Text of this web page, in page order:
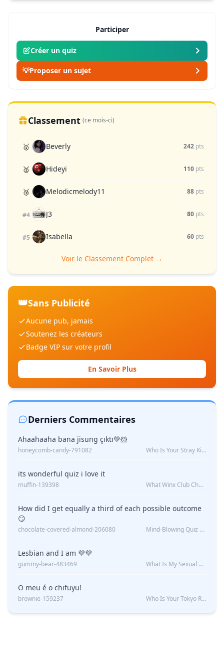
Participer
Créer un quiz
💡Proposer un sujet
Classement (ce mois-ci)
🥇 Beverly 242 pts
🥈 Hideyi 110 pts
🥉 Melodicmelody11 88 pts
#4 J3 80 pts
#5 Isabella 60 pts
Voir le Classement Complet →
👑Sans Publicité
Aucune pub, jamais
Soutenez les créateurs
Badge VIP sur votre profil
En Savoir Plus
Derniers Commentaires
Ahaahaaha bana jisung çıktı💚🐹
honeycomb-candy-791082 Who Is Your Stray Kids Boyfriend?
its wonderful quiz i love it
muffin-139398 What Winx Club Character Are You?
How did I get equally a third of each possible outcome
😏
chocolate-covered-almond-206080 Mind-Blowing Quiz Reveals: Will I Be Alone Forever?
Lesbian and I am 💜💜
gummy-bear-483469 What Is My Sexual Orientation: Uncovered
O meu é o chifuyu!
brownie-159237 Who Is Your Tokyo Revengers Boyfriend?